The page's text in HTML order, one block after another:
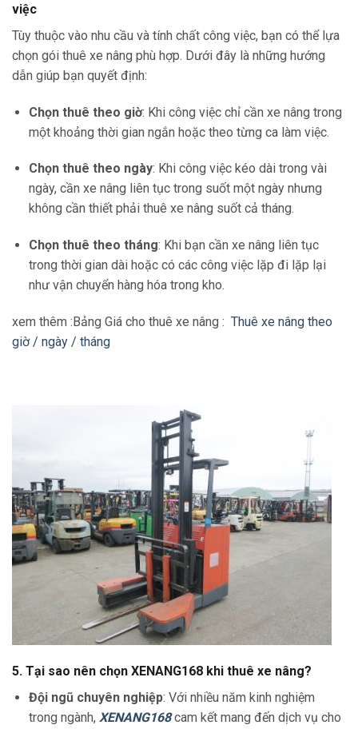
việc
Tùy thuộc vào nhu cầu và tính chất công việc, bạn có thể lựa
chọn gói thuê xe nâng phù hợp. Dưới đây là những hướng
dẫn giúp bạn quyết định:
Chọn thuê theo giờ: Khi công việc chỉ cần xe nâng trong
một khoảng thời gian ngắn hoặc theo từng ca làm việc.
Chọn thuê theo ngày: Khi công việc kéo dài trong vài
ngày, cần xe nâng liên tục trong suốt một ngày nhưng
không cần thiết phải thuê xe nâng suốt cả tháng.
Chọn thuê theo tháng: Khi bạn cần xe nâng liên tục
trong thời gian dài hoặc có các công việc lặp đi lặp lại
như vận chuyển hàng hóa trong kho.
xem thêm :Bảng Giá cho thuê xe nâng : Thuê xe nâng theo
giờ / ngày / tháng
5. Tại sao nên chọn XENANG168 khi thuê xe nâng?
Đội ngũ chuyên nghiệp: Với nhiều năm kinh nghiệm
trong ngành, XENANG168cam kết mang đến dịch vụ cho